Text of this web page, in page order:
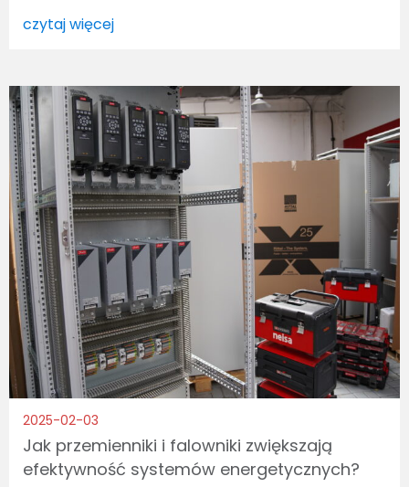
czytaj więcej
2025-02-03
Jak przemienniki i falowniki zwiększają
efektywność systemów energetycznych?